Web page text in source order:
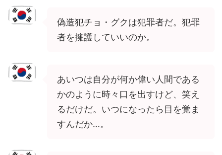
偽造犯チョ・グクは犯罪者だ。犯罪
者を擁護していいのか。
あいつは自分が何か偉い人間である
かのように時々口を出すけど、笑え
るだけだ。いつになったら目を覚ま
すんだか…。